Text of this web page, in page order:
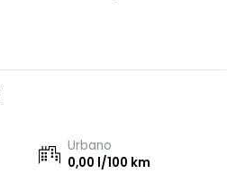
Urbano
0,00 l/100 km